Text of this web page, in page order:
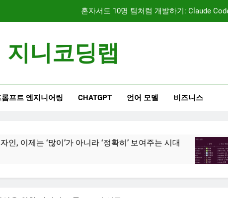
문서 중심 개발(DDD)과 TDD — AI 코딩 에이
대시보드 디자인, 이제는 ‘많이’가 아니라
문서 중심 개발(DDD)과 TDD — AI 코딩 에이
지니코딩랩
롬프트 엔지니어링 CHATGPT 언어 모델 비즈니스
’가 아니라 ‘정확히’ 보여주는 시대 혼자서도
9개월 Ago